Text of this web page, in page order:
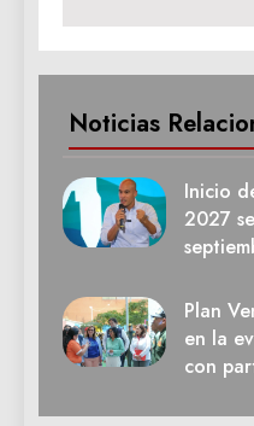
Noticias
Inicio
2027
Plan
en la
con